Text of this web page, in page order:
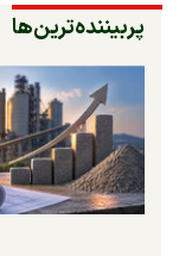
پربیننده‌ترین‌ها